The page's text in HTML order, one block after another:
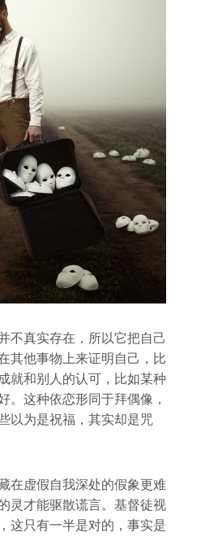
不真实存在，所以它把自己
其他事物上来证明自己，比
就和别人的认可，比如某种
。这种依恋形同于拜偶像，
以为是祝福，其实却是咒
在虚假自我深处的假象更难
灵才能驱散谎言。基督徒视
这只有一半是对的，事实是